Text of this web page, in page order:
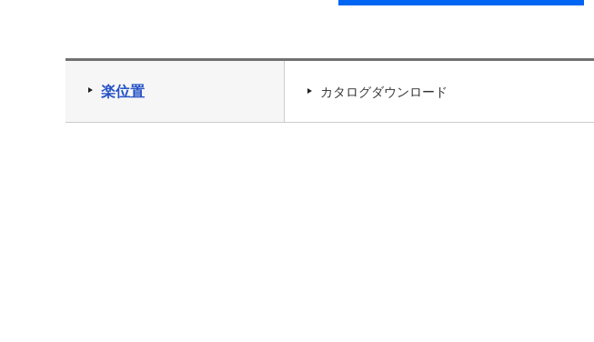
楽位置 カタログダウンロード